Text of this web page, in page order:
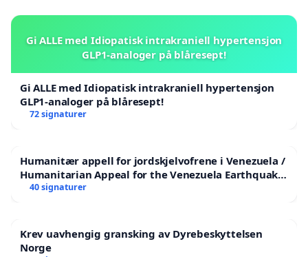
Gi ALLE med Idiopatisk intrakraniell hypertensjon
GLP1-analoger på blåresept!
Gi ALLE med Idiopatisk intrakraniell hypertensjon
GLP1-analoger på blåresept!
72 signaturer
Humanitær appell for jordskjelvofrene i Venezuela /
Humanitarian Appeal for the Venezuela Earthquake
Victims
40 signaturer
Krev uavhengig gransking av Dyrebeskyttelsen
Norge